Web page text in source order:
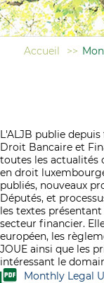
Accueil >>
L'ALJB publie
Droit Bancaire et
toutes les actualités
en droit
publiés, nouveaux
Députés, et
les textes
secteur financier.
européen, les
JOUE ainsi que les
intéressant le
Monthly Legal